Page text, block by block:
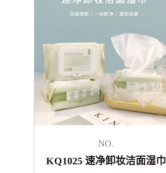
NO.
KQ1025 速净卸妆洁面湿巾